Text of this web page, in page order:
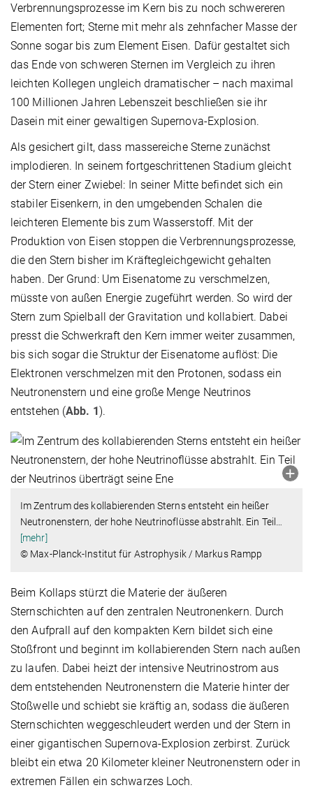
Verbrennungsprozesse im Kern bis zu noch schwereren
Elementen fort; Sterne mit mehr als zehnfacher Masse der
Sonne sogar bis zum Element Eisen. Dafür gestaltet sich
das Ende von schweren Sternen im Vergleich zu ihren
leichten Kollegen ungleich dramatischer – nach maximal
100 Millionen Jahren Lebenszeit beschließen sie ihr
Dasein mit einer gewaltigen Supernova-Explosion.
Als gesichert gilt, dass massereiche Sterne zunächst
implodieren. In seinem fortgeschrittenen Stadium gleicht
der Stern einer Zwiebel: In seiner Mitte befindet sich ein
stabiler Eisenkern, in den umgebenden Schalen die
leichteren Elemente bis zum Wasserstoff. Mit der
Produktion von Eisen stoppen die Verbrennungsprozesse,
die den Stern bisher im Kräftegleichgewicht gehalten
haben. Der Grund: Um Eisenatome zu verschmelzen,
müsste von außen Energie zugeführt werden. So wird der
Stern zum Spielball der Gravitation und kollabiert. Dabei
presst die Schwerkraft den Kern immer weiter zusammen,
bis sich sogar die Struktur der Eisenatome auflöst: Die
Elektronen verschmelzen mit den Protonen, sodass ein
Neutronenstern und eine große Menge Neutrinos
entstehen (Abb. 1 ).
Im Zentrum des kollabierenden Sterns entsteht ein heißer
Neutronenstern, der hohe Neutrinoflüsse abstrahlt. Ein Teil …
[mehr]
© Max-Planck-Institut für Astrophysik / Markus Rampp
Beim Kollaps stürzt die Materie der äußeren
Sternschichten auf den zentralen Neutronenkern. Durch
den Aufprall auf den kompakten Kern bildet sich eine
Stoßfront und beginnt im kollabierenden Stern nach außen
zu laufen. Dabei heizt der intensive Neutrinostrom aus
dem entstehenden Neutronenstern die Materie hinter der
Stoßwelle und schiebt sie kräftig an, sodass die äußeren
Sternschichten weggeschleudert werden und der Stern in
einer gigantischen Supernova-Explosion zerbirst. Zurück
bleibt ein etwa 20 Kilometer kleiner Neutronenstern oder in
extremen Fällen ein schwarzes Loch.